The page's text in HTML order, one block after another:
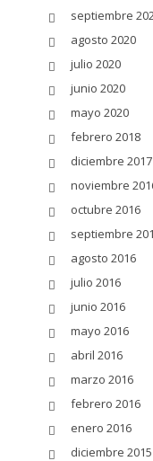
septiembre
agosto 2020
julio 2020
junio 2020
mayo 2020
febrero 2018
diciembre 2017
noviembre
octubre 2016
septiembre
agosto 2016
julio 2016
junio 2016
mayo 2016
abril 2016
marzo 2016
febrero 2016
enero 2016
diciembre 2015